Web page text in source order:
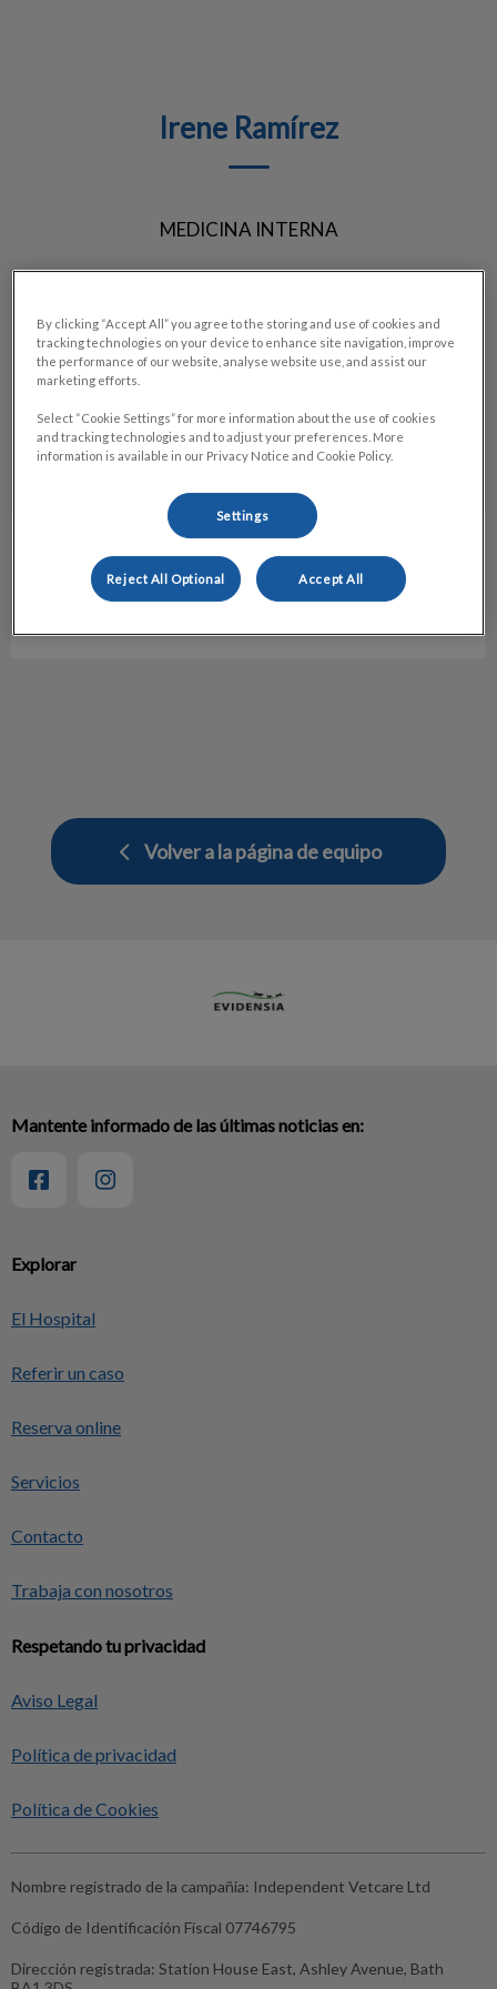
Irene Ramírez
MEDICINA INTERNA
Medicina Interna
Hospital Veterinario Molins
Volver a la página de equipo
Explorar
El Hospital
Referir un caso
Reserva online
Servicios
Contacto
Trabaja con nosotros
Respetando tu privacidad
Aviso Legal
Política de privacidad
Política de Cookies
Mantente informado de las últimas noticias en:
Nombre registrado de la campañia: Independent Vetcare Ltd
Código de Identificación Fiscal 07746795
Dirección registrada: Station House East, Ashley Avenue, Bath
By clicking “Accept All” you agree to the storing and use of cookies and
tracking technologies on your device to enhance site navigation, improve
the performance of our website, analyse website use, and assist our
marketing efforts.
Select “Cookie Settings” for more information about the use of cookies
and tracking technologies and to adjust your preferences. More
information is available in our Privacy Notice and Cookie Policy.
Settings
Reject All Optional Accept All